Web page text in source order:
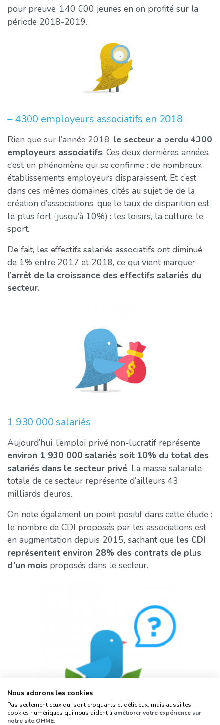
pour preuve, 140 000 jeunes en on profité sur la
période 2018-2019.
– 4300 employeurs associatifs en 2018
Rien que sur l’année 2018, le secteur a perdu 4300
employeurs associatifs. Ces deux dernières années,
c’est un phénomène qui se confirme : de nombreux
établissements employeurs disparaissent. Et c’est
dans ces mêmes domaines, cités au sujet de de la
création d’associations, que le taux de disparition est
le plus fort (jusqu’à 10%) : les loisirs, la culture, le
sport.
De fait, les effectifs salariés associatifs ont diminué
de 1% entre 2017 et 2018, ce qui vient marquer
l’arrêt de la croissance des effectifs salariés du
secteur.
1 930 000 salariés
Aujourd’hui, l’emploi privé non-lucratif représente
environ 1 930 000 salariés soit 10% du total des
salariés dans le secteur privé. La masse salariale
totale de ce secteur représente d’ailleurs 43
milliards d’euros.
On note également un point positif dans cette étude :
le nombre de CDI proposés par les associations est
en augmentation depuis 2015, sachant que les CDI
représentent environ 28% des contrats de plus
d’un mois proposés dans le secteur.
Nous adorons les cookies
Pas seulement ceux qui sont croquants et délicieux, mais aussi les
cookies numériques qui nous aident à améliorer votre expérience sur
notre site OHME.